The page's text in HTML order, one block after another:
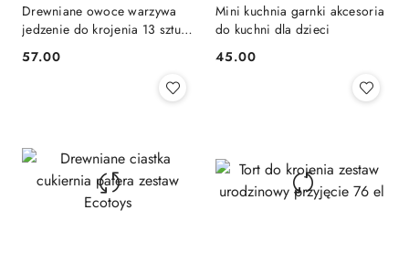
Drewniane owoce warzywa
jedzenie do krojenia 13 sztuk
Cena:
57.00
Mini kuchnia garnki akcesoria
do kuchni dla dzieci
Cena:
45.00